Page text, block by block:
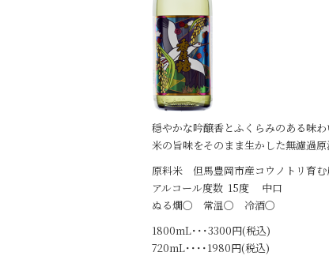
穏やかな吟醸香とふくらみのある味わ
米の旨味をそのまま生かした無濾過原
原料米 但馬豊岡市産コウノトリ
アルコール度数 15度 中口
ぬる燗〇 常温〇 冷酒〇
1800mL･･･3300円(税込)
720mL････1980円(税込)